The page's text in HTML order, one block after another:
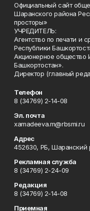
Официальный сайт
Шаранского района
просторы»
УЧРЕДИТЕЛЬ:
Агентство по печати и
Республики
Акционерное общество
Башкортостан».
Директор (главный
Телефон
8 (34769) 2-14-08
Эл. почта
xamadeeva.m@rbsmi.ru
Адрес
452630, РБ, Шаранский
Рекламная служба
8 (34769) 2-24-09
Редакция
8 (34769) 2-14-08
Приемная